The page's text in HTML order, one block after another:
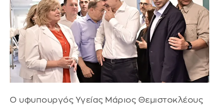
Ο υφυπουργός Υγείας Μάριος Θεμιστοκλέους